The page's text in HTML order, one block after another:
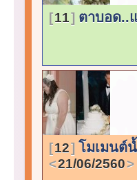
11 ตาบอด..
12 โมเมนต์
21/06/2560